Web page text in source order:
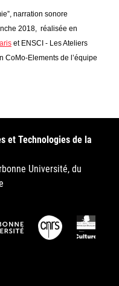
narration sonore
2018, réalisée en
et ENSCI - Les Ateliers
CoMo-Elements de l’équipe
et Technologies de la
Université, du